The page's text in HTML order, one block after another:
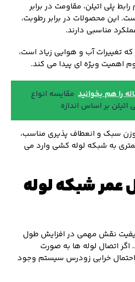
پلی اتیلن، مقاومت در برابر
این محصولات در برابر رطوبت،
مناسبی دارند.
تغییرات آب و هوایی زیاد است،
اهمیت ویژه ای پیدا می کند.
را هم بخوانید مقایسه انواع
اتیلن بر اساس اندازه
وزن سبک و انعطاف پذیری مناسب،
به شبکه لوله کشی وارد می
عمر شبکه لوله
کیفیت نقش مهمی در افزایش طول
اگر اتصال لوله ها به صورت
احتمال خرابی زودرس سیستم وجود